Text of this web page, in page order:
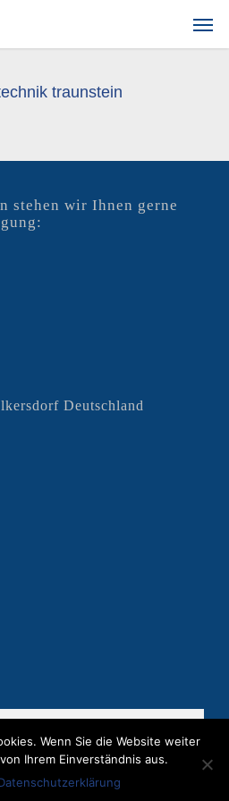
stehen wir Ihnen gerne
Deutschland
Wenn Sie die Website weiter
Ihrem Einverständnis aus.